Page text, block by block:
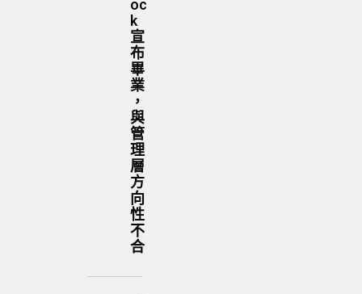
oc
k
宣
布
畢
業
，
與
管
理
層
方
向
性
不
合